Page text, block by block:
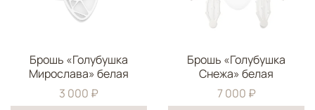
Брошь «Голубушка
Мирослава» белая
3 000 ₽
Брошь «Голубушка
Снежа» белая
7 000 ₽